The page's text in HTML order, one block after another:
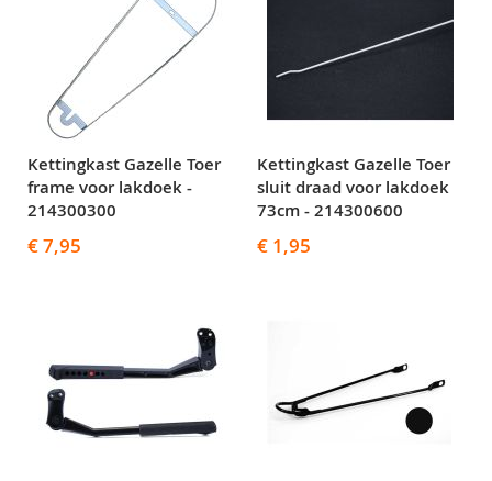
Kettingkast Gazelle Toer
frame voor lakdoek -
214300300
€ 7,95
Kettingkast Gazelle Toer
sluit draad voor lakdoek
73cm - 214300600
€ 1,95